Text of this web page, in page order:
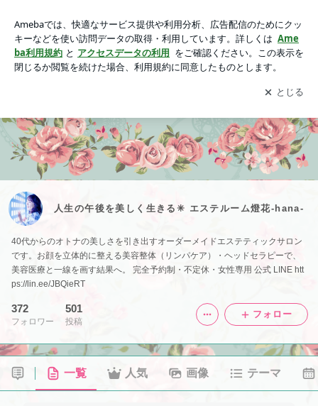
アプリをダウンロードして ブログの更新通知
を受け取りまし
ょう。
開く
人生の午後を美しく生きる✳︎ エステルーム燈花-hana-
40代からのオトナの美しさを引き出すオーダーメイドエステティックサロン
です。お顔を立体的に整える美容整体（リンパケア）・ヘッドセラピーで、
美容医療と一線を画す結果へ。 完全予約制・不定休・女性専用 公式 LINE htt
ps://lin.ee/JBQieRT
372
フォロワー
501
投稿
フォロー
一覧 人気 画像 テーマ